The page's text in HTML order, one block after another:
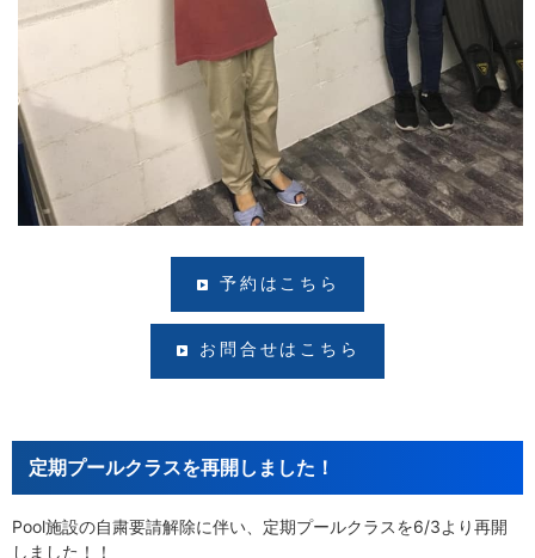
予約はこちら
お問合せはこちら
定期プールクラスを再開しました！
Pool施設の自粛要請解除に伴い、定期プールクラスを6/3より再開
しました！！